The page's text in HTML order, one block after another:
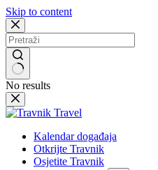
Skip to content
No results
Kalendar događaja
Otkrijte Travnik
Osjetite Travnik